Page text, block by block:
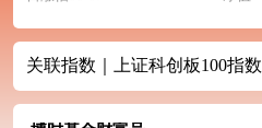
关联指数｜上证科创板100指数